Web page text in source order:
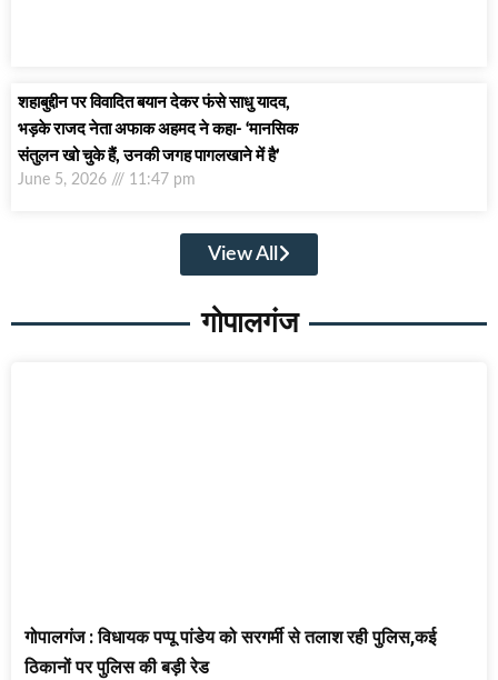
शहाबुद्दीन पर विवादित बयान देकर फंसे साधु यादव,
भड़के राजद नेता अफाक अहमद ने कहा- ‘मानसिक
संतुलन खो चुके हैं, उनकी जगह पागलखाने में है’
June 5, 2026 11:47 pm
View All
गोपालगंज
गोपालगंज : विधायक पप्पू पांडेय को सरगर्मी से तलाश रही पुलिस,कई
ठिकानों पर पुलिस की बड़ी रेड